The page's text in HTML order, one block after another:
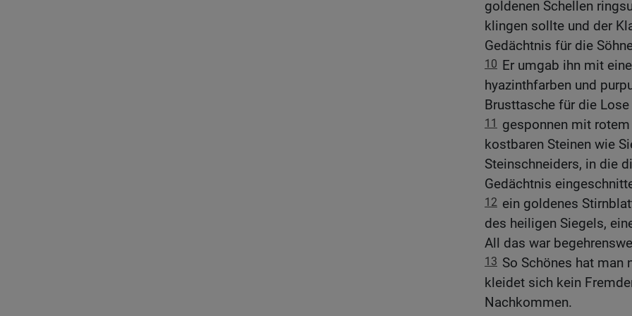
goldenen Schellen
klingen sollte und der
Gedächtnis für die
10 Er umgab ihn mit
hyazinthfarben und
Brusttasche für die
11
gesponnen mit
kostbaren Steinen wie
Steinschneiders, in die
Gedächtnis
12 ein goldenes
des heiligen Siegels,
All das war
13 So Schönes hat man
kleidet sich kein
Nachkommen.